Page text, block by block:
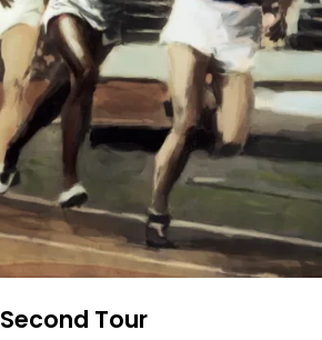
Second Tour